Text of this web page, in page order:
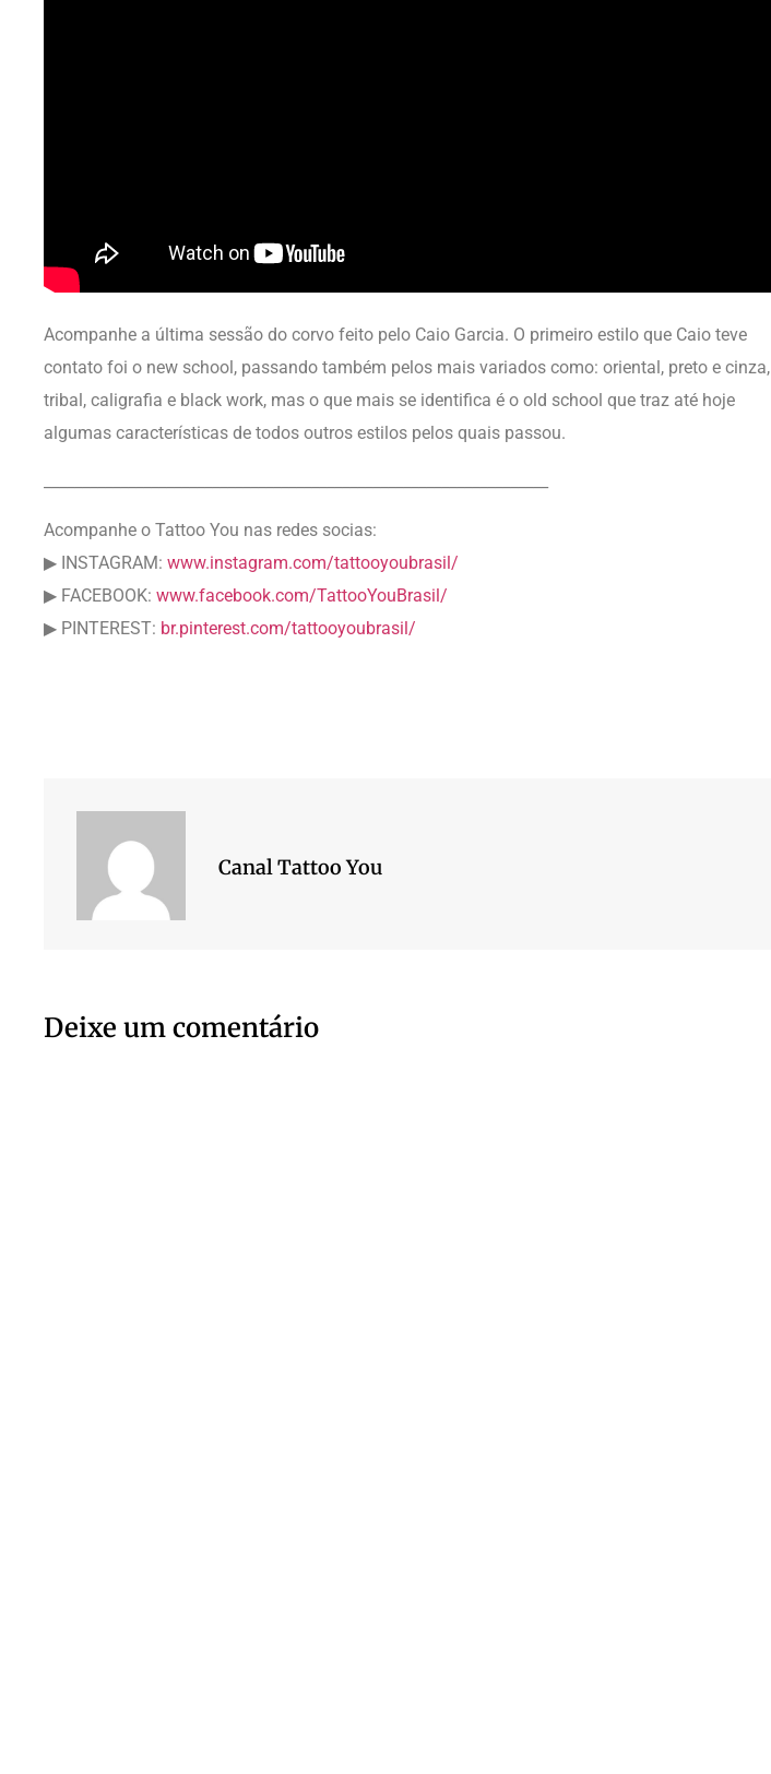
Acompanhe a última sessão do corvo feito pelo Caio Garcia. O primeiro estilo que Caio teve
contato foi o new school, passando também pelos mais variados como: oriental, preto e cinza,
tribal, caligrafia e black work, mas o que mais se identifica é o old school que traz até hoje
algumas características de todos outros estilos pelos quais passou. ⠀
Acompanhe o Tattoo You nas redes socias:
▶ INSTAGRAM: www.instagram.com/tattooyoubrasil/
▶ FACEBOOK: www.facebook.com/TattooYouBrasil/
▶ PINTEREST: br.pinterest.com/tattooyoubrasil/
Canal Tattoo You
Deixe um comentário